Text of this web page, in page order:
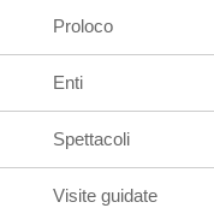
Proloco
Enti
Spettacoli
Visite guidate